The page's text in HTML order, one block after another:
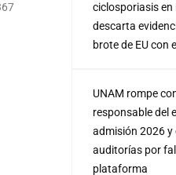
ciclosporiasis en
descarta
brote de EU con
UNAM rompe
responsable del
admisión 2026 y
auditorías por
plataforma